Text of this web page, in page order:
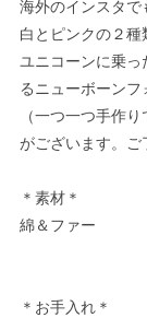
海外のインスタで
白とピンクの２
ユニコーンに乗
るニューボーン
（一つ一つ手作
がございます。ご
＊素材＊
綿＆ファー
＊お手入れ＊